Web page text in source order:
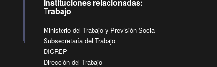
Instituciones relacionadas:
Trabajo
Ministerio del Trabajo y Previsión Social
Subsecretaría del Trabajo
DICREP
Dirección del Trabajo